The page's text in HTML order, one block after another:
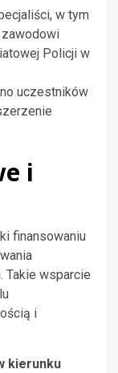
w tym
Policji w
uczestników
i
finansowaniu
Takie wsparcie
i
kierunku